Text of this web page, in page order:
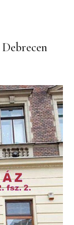
Debrecen